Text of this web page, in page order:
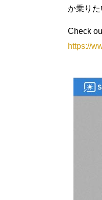
か乗りた
Check
https://